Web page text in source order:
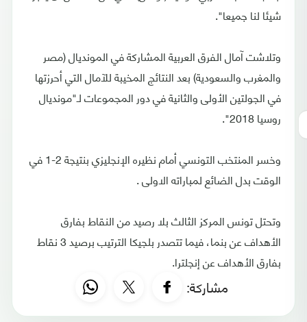
شيئا لنا جميعا".
وتلاشت آمال الفرق العربية المشاركة في المونديال (مصر
والمغرب والسعودية) بعد النتائج المخيبة للآمال التي أحرزتها
في الجولتين الأولى والثانية في دور المجموعات لـ"مونديال
روسيا 2018".
وخسر المنتخب التونسي أمام نظيره الإنجليزي بنتيجة 2-1 في
الوقت بدل الضائع لمباراته الاولى .
وتحتل تونس المركز الثالث بلا رصيد من النقاط بفارق
الأهداف عن بنما، فيما تتصدر بلجيكا الترتيب برصيد 3 نقاط
بفارق الأهداف عن إنجلترا.
مشاركة: